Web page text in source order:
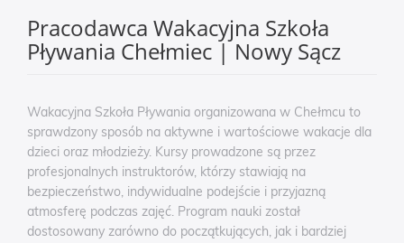
Pracodawca Wakacyjna Szkoła
Pływania Chełmiec | Nowy Sącz
Wakacyjna Szkoła Pływania organizowana w Chełmcu to
sprawdzony sposób na aktywne i wartościowe wakacje dla
dzieci oraz młodzieży. Kursy prowadzone są przez
profesjonalnych instruktorów, którzy stawiają na
bezpieczeństwo, indywidualne podejście i przyjazną
atmosferę podczas zajęć. Program nauki został
dostosowany zarówno do początkujących, jak i bardziej